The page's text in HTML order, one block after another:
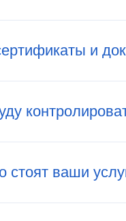
и
стоят ваши